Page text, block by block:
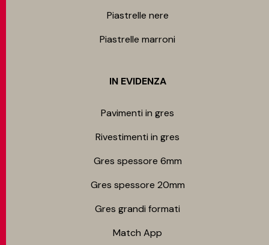
Piastrelle nere
Piastrelle marroni
IN EVIDENZA
Pavimenti in gres
Rivestimenti in gres
Gres spessore 6mm
Gres spessore 20mm
Gres grandi formati
Match App